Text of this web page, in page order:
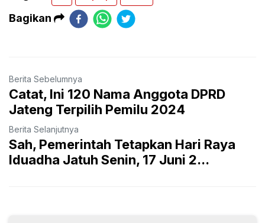
Bagikan
Berita Sebelumnya
Catat, Ini 120 Nama Anggota DPRD
Jateng Terpilih Pemilu 2024
Berita Selanjutnya
Sah, Pemerintah Tetapkan Hari Raya
Iduadha Jatuh Senin, 17 Juni 2...